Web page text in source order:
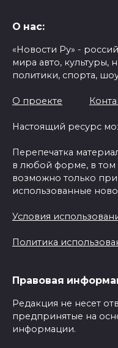
О нас:
«Новости Ру» -
мира авто, культуры,
политики, спорта,
О проекте
Настоящий ресурс
Перепечатка
в любой форме, в
возможно только
использованные
Условия
Политика
Правовая
Редакция не несет
предпринятые на
информации.